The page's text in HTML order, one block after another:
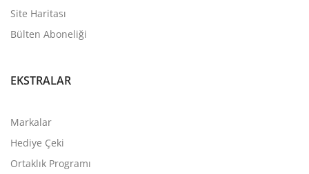
Site Haritası
Bülten Aboneliği
EKSTRALAR
Markalar
Hediye Çeki
Ortaklık Programı